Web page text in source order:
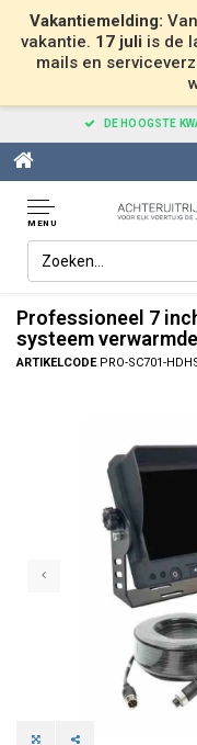
Vakantiemelding: Van
vakantie. 17 juli is de
mails en
DE HOOGSTE
MENU
Home Professioneel 7 inch HD
Professioneel 7
systeem
ARTIKELCODEPRO-SC701-